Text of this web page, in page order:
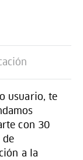
usuario, te
con 30
de
a la